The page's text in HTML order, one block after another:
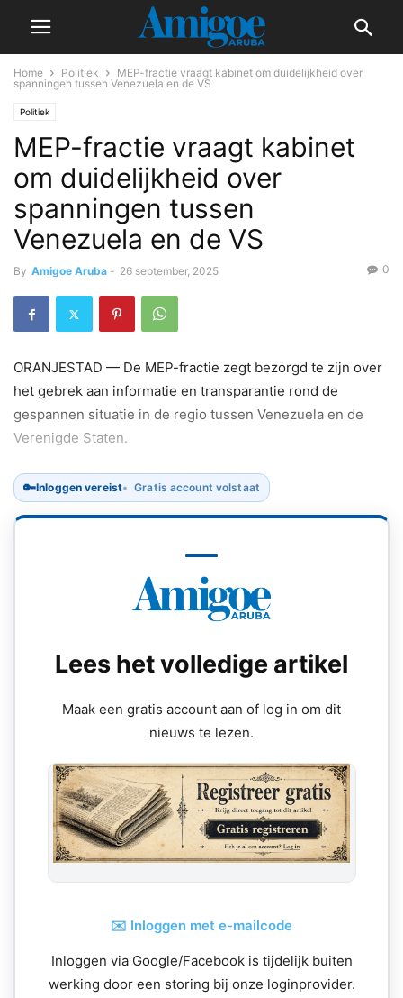
Home Politiek
MEP-fractie vraagt kabinet om duidelijkheid over
spanningen tussen Venezuela en de VS
Politiek
MEP-fractie vraagt kabinet
om duidelijkheid over
spanningen tussen
Venezuela en de VS
By Amigoe Aruba - 26 september, 2025 0
ORANJESTAD — De MEP-fractie zegt bezorgd te zijn over
het gebrek aan informatie en transparantie rond de
gespannen situatie in de regio tussen Venezuela en de
Verenigde Staten.
🔑Inloggen vereist Gratis account volstaat
Lees het volledige artikel
Maak een gratis account aan of log in om dit
nieuws te lezen.
✉️ Inloggen met e-mailcode
Inloggen via Google/Facebook is tijdelijk buiten
werking door een storing bij onze loginprovider.